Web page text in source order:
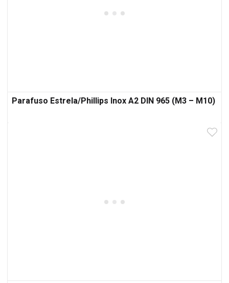
Parafuso Estrela/Phillips Inox A2 DIN 965 (M3 – M10)